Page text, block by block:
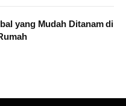
yang Mudah Ditanam di